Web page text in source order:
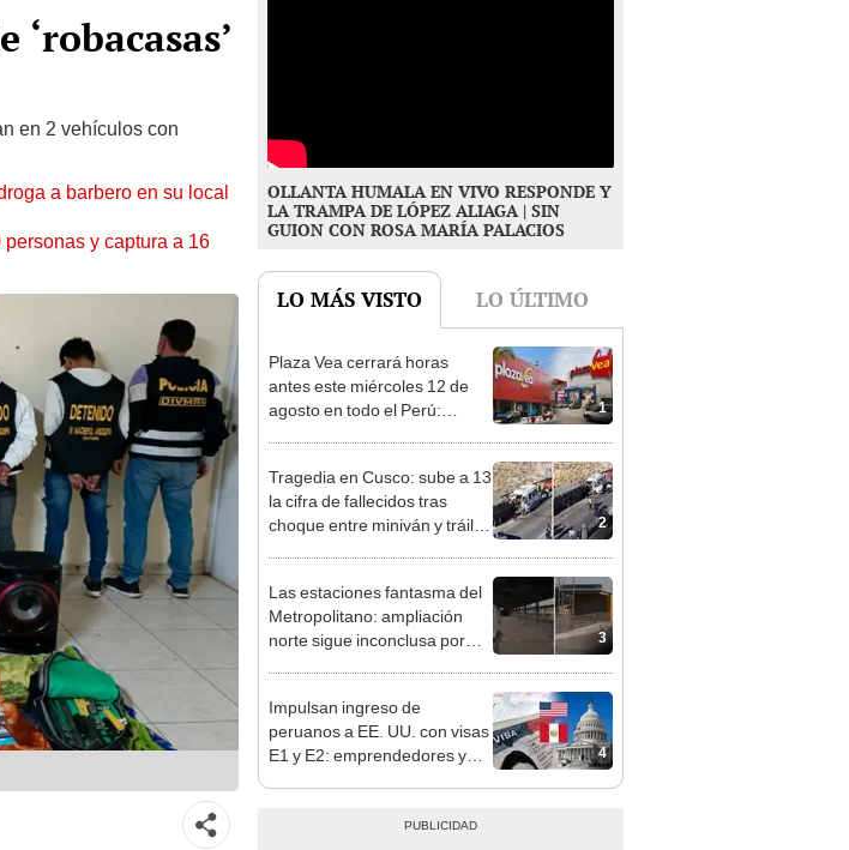
en 2 vehículos con
a barbero en su local
y captura a 16
OLLANTA HUMALA EN VIVO RESPONDE Y
LA TRAMPA DE LÓPEZ ALIAGA | SIN
GUION CON ROSA MARÍA PALACIOS
LO MÁS VISTO LO ÚLTIMO
1
Plaza Vea cerrará horas
antes este miércoles 12 de
agosto en todo el Perú:
2
Tragedia en Cusco: sube a 13
la cifra de fallecidos tras
choque entre miniván y tráiler
3
Las estaciones fantasma del
Metropolitano: ampliación
norte sigue inconclusa por
4
Impulsan ingreso de
peruanos a EE. UU. con visas
E1 y E2: emprendedores y